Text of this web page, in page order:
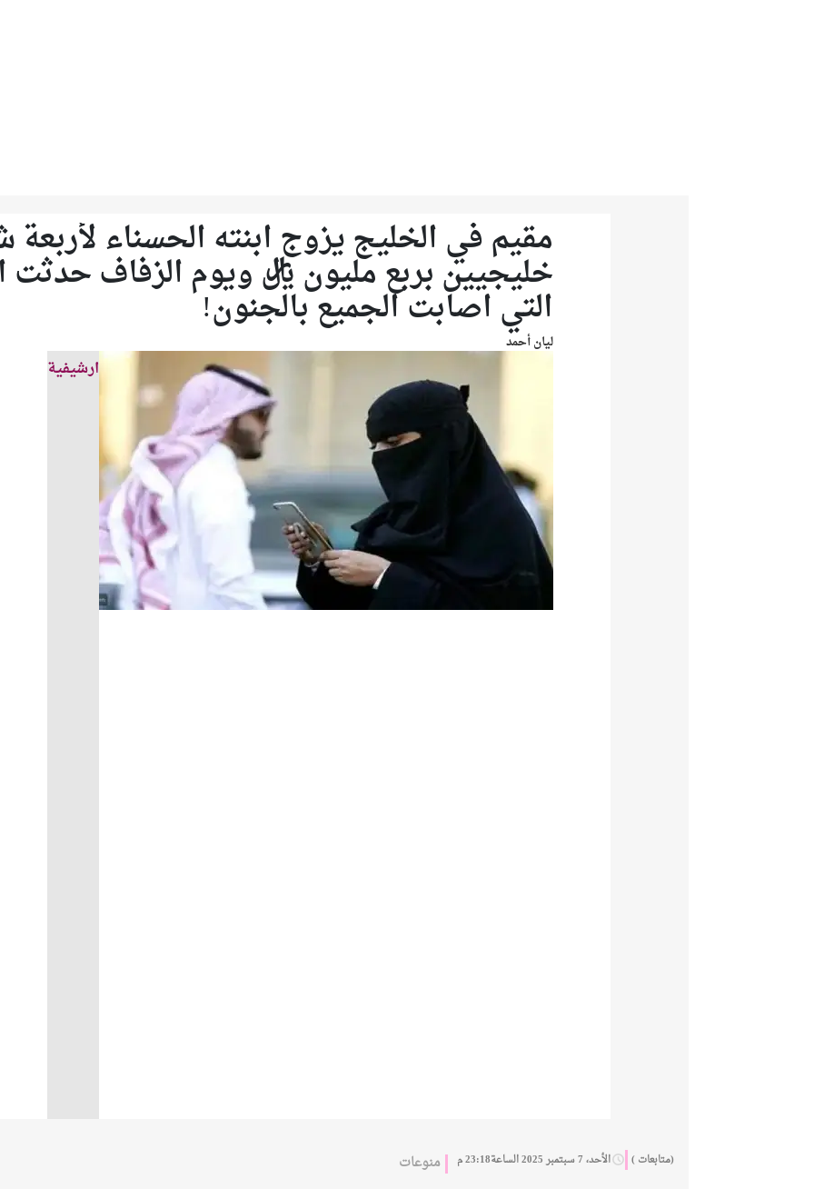
مقيم في الخليج يزوج ابنته الحسناء لأربعة
خليجيين بربع مليون ريال ويوم الزفاف حدثت
التي اصابت الجميع بالجنون!
ليان أحمد
ارشيفية
(متابعات ) الأحد، 7 سبتمبر 2025 الساعة23:18 م منوعات